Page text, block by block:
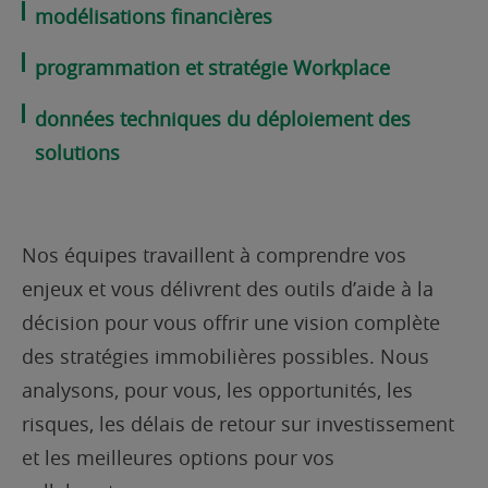
modélisations financières
programmation et stratégie Workplace
données techniques du déploiement des
solutions
Nos équipes travaillent à comprendre vos
enjeux et vous délivrent des outils d’aide à la
décision pour vous offrir une vision complète
des stratégies immobilières possibles. Nous
analysons, pour vous, les opportunités, les
risques, les délais de retour sur investissement
et les meilleures options pour vos